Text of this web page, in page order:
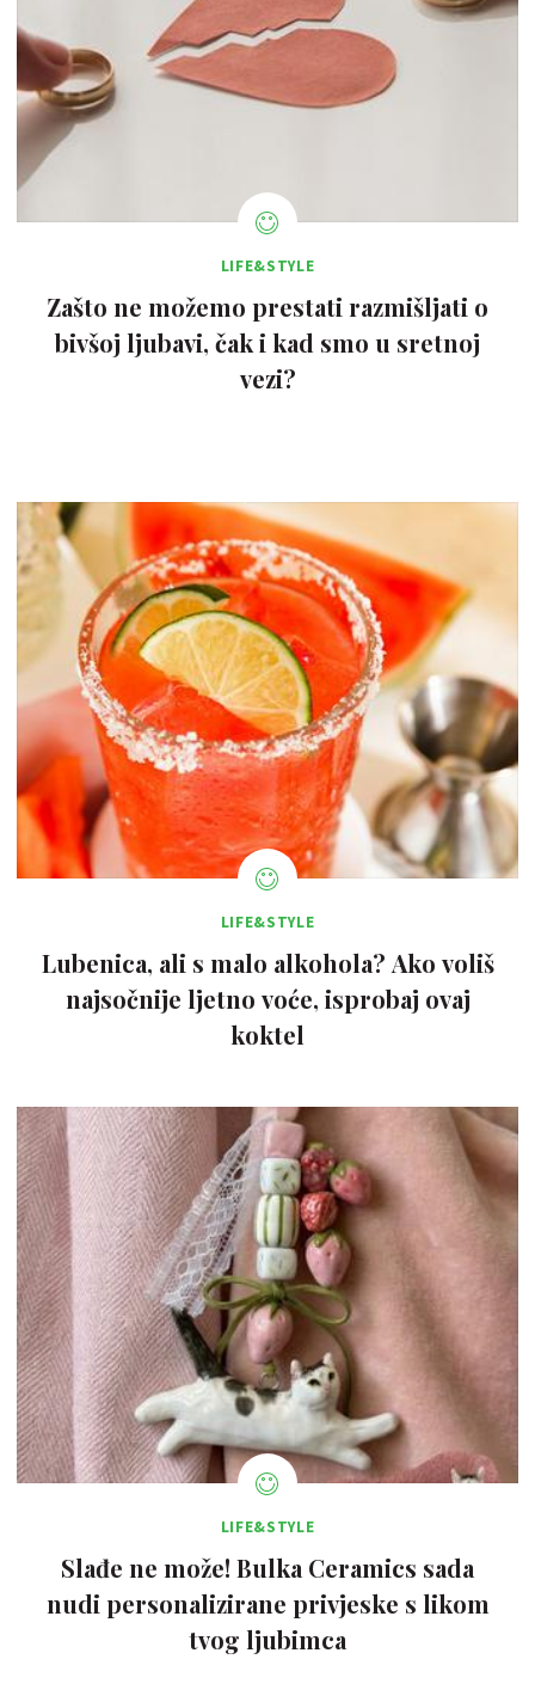
LIFE&STYLE
Zašto ne možemo prestati razmišljati o
bivšoj ljubavi, čak i kad smo u sretnoj
vezi?
LIFE&STYLE
Lubenica, ali s malo alkohola? Ako voliš
najsočnije ljetno voće, isprobaj ovaj
koktel
LIFE&STYLE
Slađe ne može! Bulka Ceramics sada
nudi personalizirane privjeske s likom
tvog ljubimca